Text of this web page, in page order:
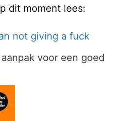
dit moment lees:
not giving a fuck
voor een goed